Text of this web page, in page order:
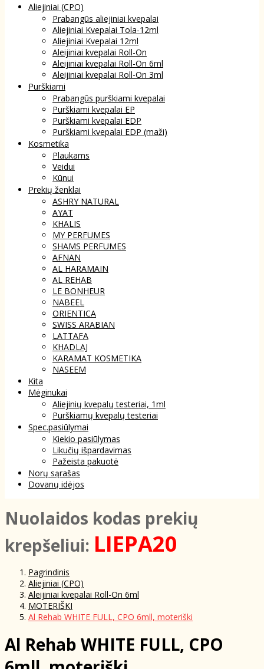
Aliejiniai (CPO)
Prabangūs aliejiniai kvepalai
Aliejiniai Kvepalai Tola-12ml
Aliejiniai Kvepalai 12ml
Aleijiniai kvepalai Roll-On
Aleijiniai kvepalai Roll-On 6ml
Aleijiniai kvepalai Roll-On 3ml
Purškiami
Prabangūs purškiami kvepalai
Purškiami kvepalai EP
Purškiami kvepalai EDP
Purškiami kvepalai EDP (maži)
Kosmetika
Plaukams
Veidui
Kūnui
Prekių ženklai
ASHRY NATURAL
AYAT
KHALIS
MY PERFUMES
SHAMS PERFUMES
AFNAN
AL HARAMAIN
AL REHAB
LE BONHEUR
NABEEL
ORIENTICA
SWISS ARABIAN
LATTAFA
KHADLAJ
KARAMAT KOSMETIKA
NASEEM
Kita
Mėginukai
Aliejinių kvepalų testeriai, 1ml
Purškiamų kvepalų testeriai
Spec.pasiūlymai
Kiekio pasiūlymas
Likučių išpardavimas
Pažeista pakuotė
Norų sąrašas
Dovanų idėjos
NuoIaidos kodas prekių
krepšeliui: LIEPA20
Pagrindinis
Aliejiniai (CPO)
Aleijiniai kvepalai Roll-On 6ml
MOTERIŠKI
Al Rehab WHITE FULL, CPO 6mll, moteriški
Al Rehab WHITE FULL, CPO